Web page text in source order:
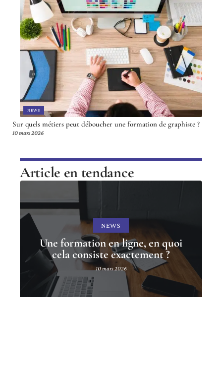
NEWS
Sur quels métiers peut déboucher une formation de graphiste ?
10 mars 2026
Article en tendance
NEWS
Une formation en ligne, en quoi
cela consiste exactement ?
10 mars 2026